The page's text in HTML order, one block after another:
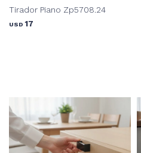
Tirador Piano Zp5708.24
USD 17